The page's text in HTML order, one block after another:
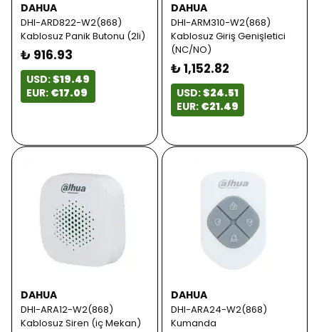
DAHUA
DHI-ARD822-W2(868)
Kablosuz Panik Butonu (2li)
₺ 916.93
USD:$19.49
EUR: €17.09
DAHUA
DHI-ARM310-W2(868)
Kablosuz Giriş Genişletici
(NC/NO)
₺ 1,152.82
USD:$24.51
EUR: €21.49
DAHUA
DHI-ARA12-W2(868)
Kablosuz Siren (iç Mekan)
DAHUA
DHI-ARA24-W2(868)
Kumanda